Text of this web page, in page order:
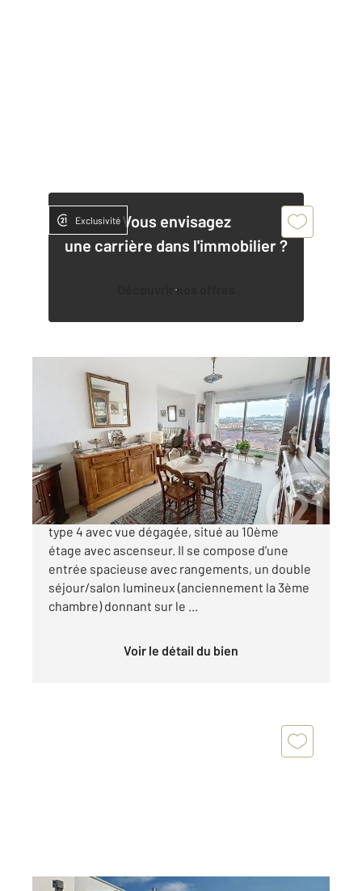
Vous envisagez
une carrière dans l'immobilier ?
Découvrir nos offres
Exclusivité
ALES 30
76,41 m2, 4 pièces
Ref : 13422
Appartement F3 Bis à vendre
131 000 €
En plein cœur de ville, vaste appartement de
type 4 avec vue dégagée, situé au 10ème
étage avec ascenseur. Il se compose d'une
entrée spacieuse avec rangements, un double
séjour/salon lumineux (anciennement la 3ème
chambre) donnant sur le ...
Voir le détail du bien